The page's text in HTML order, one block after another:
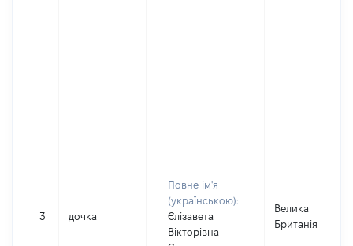
3 дочка
Повне ім'я
(українською):
Єлізавета
Вікторівна
Велика
Британія